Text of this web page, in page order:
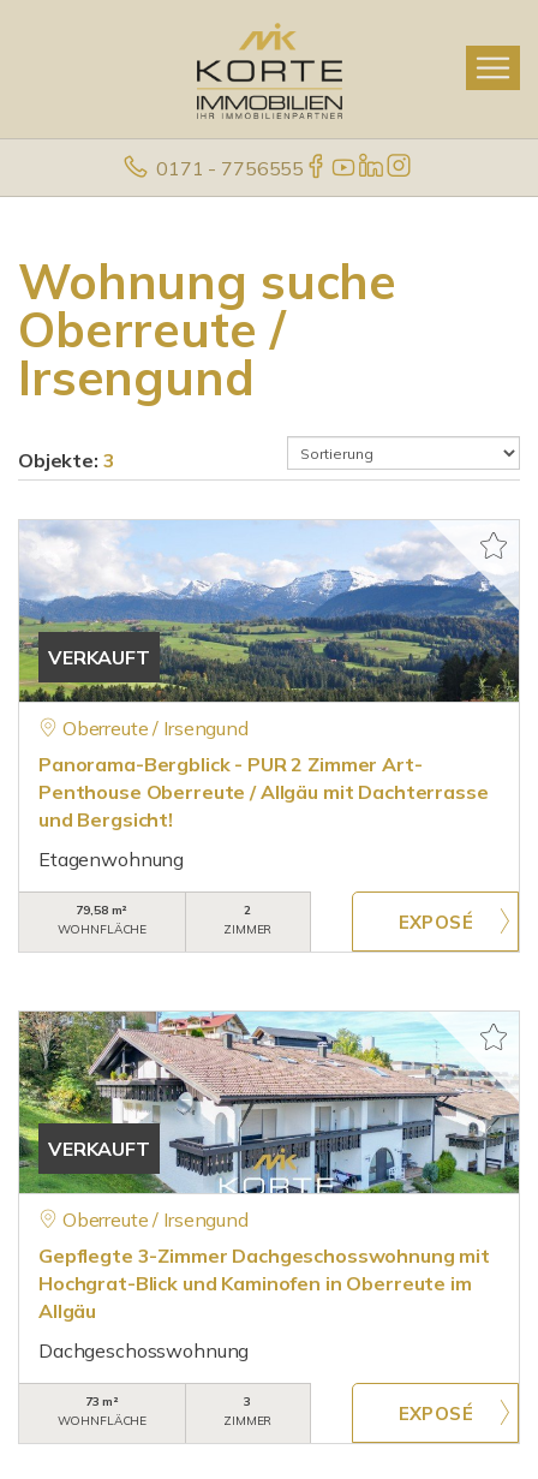
0171 - 7756555
Wohnung suche
Oberreute /
Irsengund
Objekte: 3
VERKAUFT
Oberreute / Irsengund
Panorama-Bergblick - PUR 2 Zimmer Art-
Penthouse Oberreute / Allgäu mit Dachterrasse
und Bergsicht!
Etagenwohnung
79,58 m²
WOHNFLÄCHE
2
ZIMMER
VERKAUFT
Oberreute / Irsengund
Gepflegte 3-Zimmer Dachgeschosswohnung mit
Hochgrat-Blick und Kaminofen in Oberreute im
Allgäu
Dachgeschosswohnung
73 m²
WOHNFLÄCHE
3
ZIMMER